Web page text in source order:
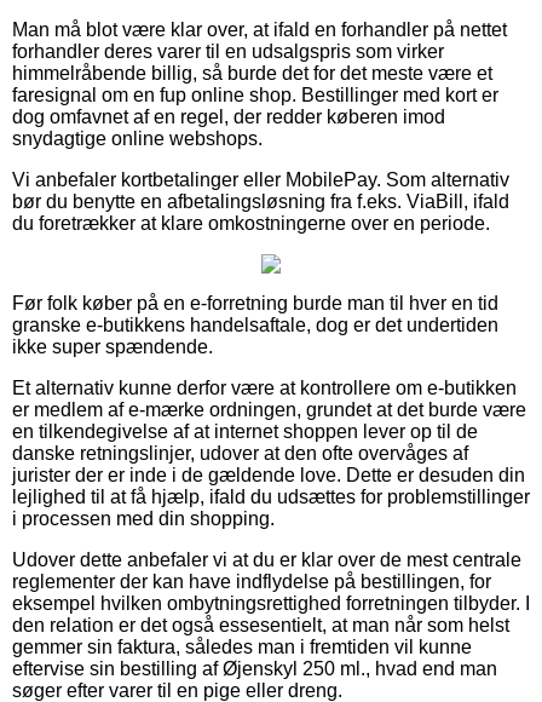
Man må blot være klar over, at ifald en forhandler på nettet
forhandler deres varer til en udsalgspris som virker
himmelråbende billig, så burde det for det meste være et
faresignal om en fup online shop. Bestillinger med kort er
dog omfavnet af en regel, der redder køberen imod
snydagtige online webshops.
Vi anbefaler kortbetalinger eller MobilePay. Som alternativ
bør du benytte en afbetalingsløsning fra f.eks. ViaBill, ifald
du foretrækker at klare omkostningerne over en periode.
Før folk køber på en e-forretning burde man til hver en tid
granske e-butikkens handelsaftale, dog er det undertiden
ikke super spændende.
Et alternativ kunne derfor være at kontrollere om e-butikken
er medlem af e-mærke ordningen, grundet at det burde være
en tilkendegivelse af at internet shoppen lever op til de
danske retningslinjer, udover at den ofte overvåges af
jurister der er inde i de gældende love. Dette er desuden din
lejlighed til at få hjælp, ifald du udsættes for problemstillinger
i processen med din shopping.
Udover dette anbefaler vi at du er klar over de mest centrale
reglementer der kan have indflydelse på bestillingen, for
eksempel hvilken ombytningsrettighed forretningen tilbyder. I
den relation er det også essesentielt, at man når som helst
gemmer sin faktura, således man i fremtiden vil kunne
eftervise sin bestilling af Øjenskyl 250 ml., hvad end man
søger efter varer til en pige eller dreng.